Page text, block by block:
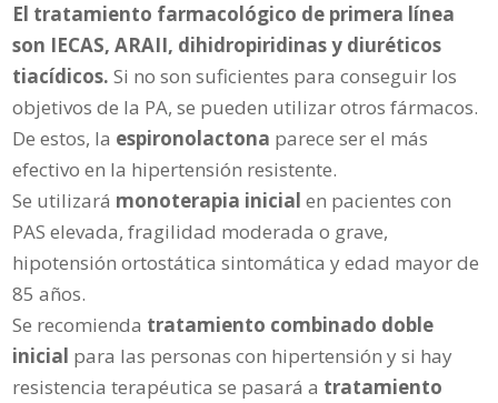
El tratamiento farmacológico de primera línea
son IECAS, ARAII, dihidropiridinas y diuréticos
tiacídicos. Si no son suficientes para conseguir los
objetivos de la PA, se pueden utilizar otros fármacos.
De estos, la espironolactona parece ser el más
efectivo en la hipertensión resistente.
Se utilizará monoterapia inicial en pacientes con
PAS elevada, fragilidad moderada o grave,
hipotensión ortostática sintomática y edad mayor de
85 años.
Se recomienda tratamiento combinado doble
inicial para las personas con hipertensión y si hay
resistencia terapéutica se pasará a tratamiento